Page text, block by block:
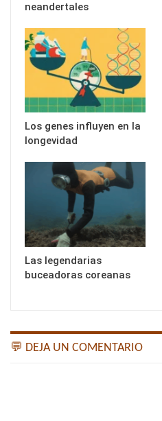
neandertales
Los genes influyen en la
longevidad
Las legendarias
buceadoras coreanas
💬 DEJA UN COMENTARIO